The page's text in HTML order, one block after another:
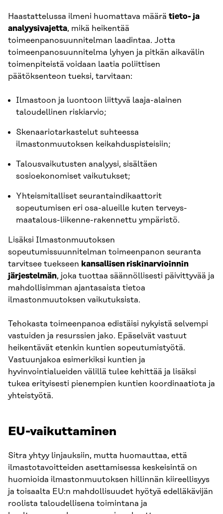
Haastattelussa ilmeni huomattava määrä tieto- ja
analyysivajetta, mikä heikentää
toimeenpanosuunnitelman laadintaa. Jotta
toimeenpanosuunnitelma lyhyen ja pitkän aikavälin
toimenpiteistä voidaan laatia poliittisen
päätöksenteon tueksi, tarvitaan:
Ilmastoon ja luontoon liittyvä laaja-alainen
taloudellinen riskiarvio;
Skenaariotarkastelut suhteessa
ilmastonmuutoksen keikahduspisteisiin;
Talousvaikutusten analyysi, sisältäen
sosioekonomiset vaikutukset;
Yhteismitalliset seurantaindikaattorit
sopeutumisen eri osa-alueille kuten terveys-
maatalous-liikenne-rakennettu ympäristö.
Lisäksi Ilmastonmuutoksen
sopeutumissuunnitelman toimeenpanon seuranta
tarvitsee tuekseen kansallisen riskinarvioinnin
järjestelmän, joka tuottaa säännöllisesti päivittyvää ja
mahdollisimman ajantasaista tietoa
ilmastonmuutoksen vaikutuksista.
Tehokasta toimeenpanoa edistäisi nykyistä selvempi
vastuiden ja resurssien jako. Epäselvät vastuut
heikentävät etenkin kuntien sopeutumistyötä.
Vastuunjakoa esimerkiksi kuntien ja
hyvinvointialueiden välillä tulee kehittää ja lisäksi
tukea erityisesti pienempien kuntien koordinaatiota ja
yhteistyötä.
EU-vaikuttaminen
Sitra yhtyy linjauksiin, mutta huomauttaa, että
ilmastotavoitteiden asettamisessa keskeisintä on
huomioida ilmastonmuutoksen hillinnän kiireellisyys
ja toisaalta EU:n mahdollisuudet hyötyä edelläkävijän
roolista taloudellisena toimintana ja